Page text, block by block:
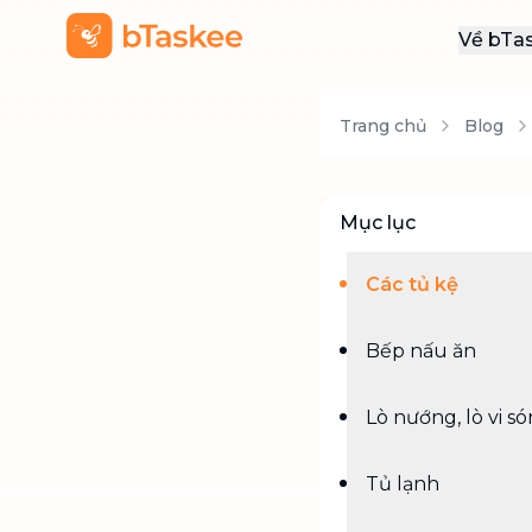
Về
Trang chủ Blog
Mục lục
Các tủ kệ
Bếp nấu ăn
Lò nướng, lò vi
Tủ lạnh